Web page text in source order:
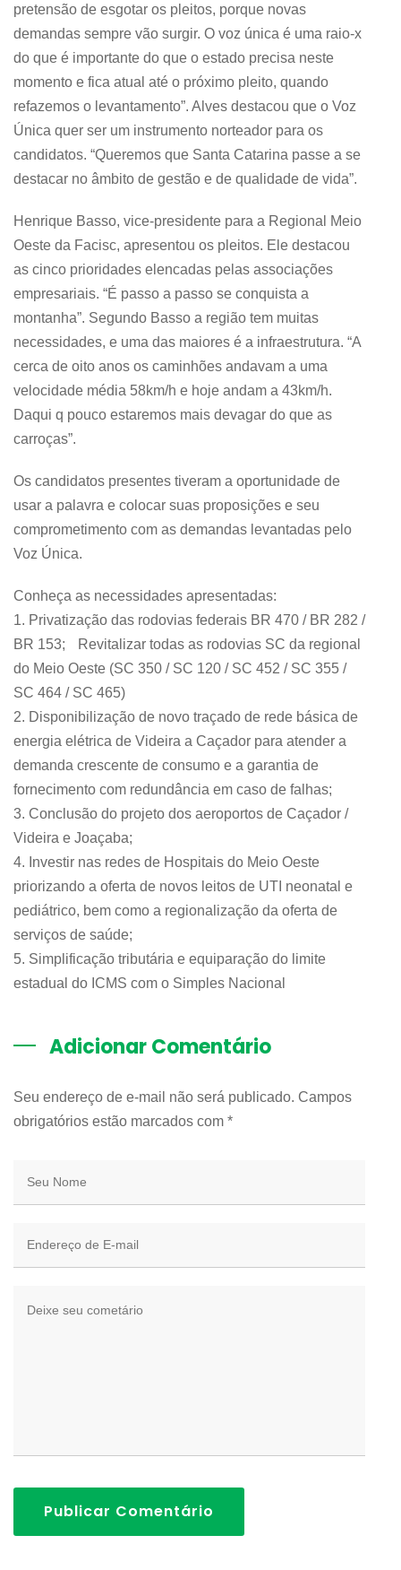
pretensão de esgotar os pleitos, porque novas
demandas sempre vão surgir. O voz única é uma raio-x
do que é importante do que o estado precisa neste
momento e fica atual até o próximo pleito, quando
refazemos o levantamento”. Alves destacou que o Voz
Única quer ser um instrumento norteador para os
candidatos. “Queremos que Santa Catarina passe a se
destacar no âmbito de gestão e de qualidade de vida”.
Henrique Basso, vice-presidente para a Regional Meio
Oeste da Facisc, apresentou os pleitos. Ele destacou
as cinco prioridades elencadas pelas associações
empresariais. “É passo a passo se conquista a
montanha”. Segundo Basso a região tem muitas
necessidades, e uma das maiores é a infraestrutura. “A
cerca de oito anos os caminhões andavam a uma
velocidade média 58km/h e hoje andam a 43km/h.
Daqui q pouco estaremos mais devagar do que as
carroças”.
Os candidatos presentes tiveram a oportunidade de
usar a palavra e colocar suas proposições e seu
comprometimento com as demandas levantadas pelo
Voz Única.
Conheça as necessidades apresentadas:
1. Privatização das rodovias federais BR 470 / BR 282 /
BR 153; Revitalizar todas as rodovias SC da regional
do Meio Oeste (SC 350 / SC 120 / SC 452 / SC 355 /
SC 464 / SC 465)
2. Disponibilização de novo traçado de rede básica de
energia elétrica de Videira a Caçador para atender a
demanda crescente de consumo e a garantia de
fornecimento com redundância em caso de falhas;
3. Conclusão do projeto dos aeroportos de Caçador /
Videira e Joaçaba;
4. Investir nas redes de Hospitais do Meio Oeste
priorizando a oferta de novos leitos de UTI neonatal e
pediátrico, bem como a regionalização da oferta de
serviços de saúde;
5. Simplificação tributária e equiparação do limite
estadual do ICMS com o Simples Nacional
Adicionar Comentário
Seu endereço de e-mail não será publicado. Campos
obrigatórios estão marcados com *
Publicar Comentário